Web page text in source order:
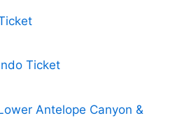
Ticket
Antelope Canyon &